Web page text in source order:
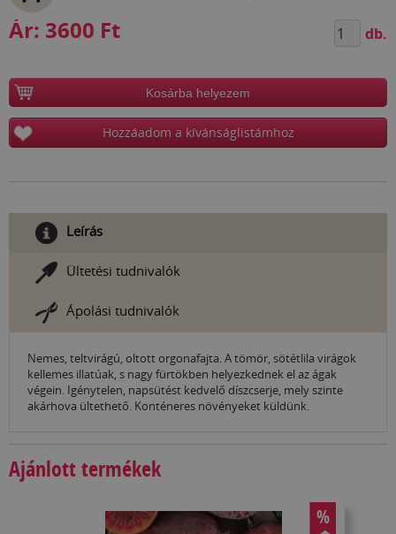
Ár: 3600 Ft db.
Kosárba helyezem
Hozzáadom a kívánságlistámhoz
Leírás
Ültetési tudnivalók
Ápolási tudnivalók
Nemes, teltvirágú, oltott orgonafajta. A tömör, sötétlila virágok
kellemes illatúak, s nagy fürtökben helyezkednek el az ágak
végein. Igénytelen, napsütést kedvelő díszcserje, mely szinte
akárhova ültethető. Konténeres növényeket küldünk.
Ajánlott termékek
%